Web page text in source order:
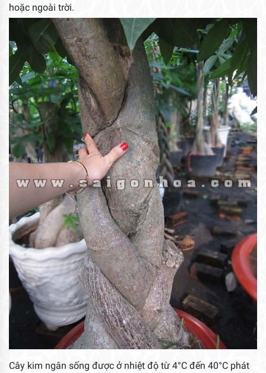
hoặc ngoài trời.
Cây kim ngân sống được ở nhiệt độ từ 4°C đến 40°C phát